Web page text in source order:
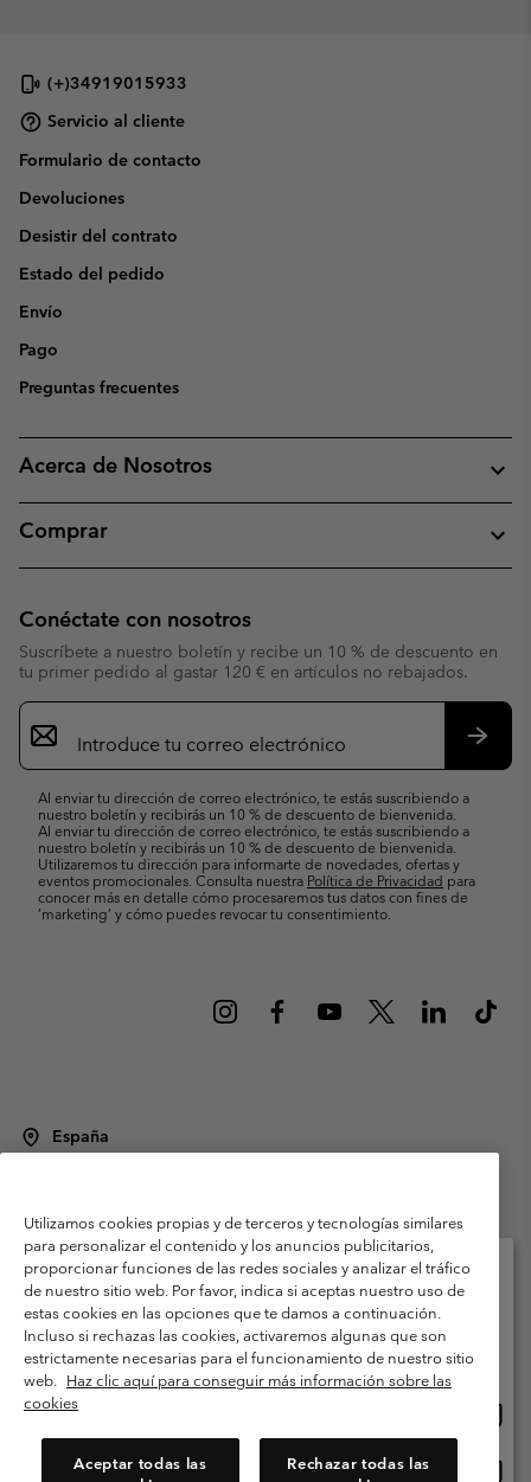
(+)34919015933
Servicio al cliente
Formulario de contacto
Devoluciones
Desistir del contrato
Estado del pedido
Envío
Pago
Preguntas frecuentes
Acerca de Nosotros
Comprar
Conéctate con nosotros
Suscríbete a nuestro boletín y recibe un 10 % de descuento en
tu primer pedido al gastar 120 € en artículos no rebajados.
Suscripción
de
correo
Al enviar tu dirección de correo electrónico, te estás suscribiendo a
nuestro boletín y recibirás un 10 % de descuento de bienvenida.
Al enviar tu dirección de correo electrónico, te estás suscribiendo a
nuestro boletín y recibirás un 10 % de descuento de bienvenida.
Utilizaremos tu dirección para informarte de novedades, ofertas y
eventos promocionales. Consulta nuestra Política de Privacidad para
conocer más en detalle cómo procesaremos tus datos con fines de
’marketing’ y cómo puedes revocar tu consentimiento.
España
Condiciones de uso
Terminos de Venta
Garantía
Política de Privacidad
Términos y condiciones del programa de miembros
Términos De Uso Del Contenido Generado Por Los Usuarios
Impressum
Cookies Public CBCR
Utilizamos cookies propias y de terceros y tecnologías similares
para personalizar el contenido y los anuncios publicitarios,
proporcionar funciones de las redes sociales y analizar el tráfico
de nuestro sitio web. Por favor, indica si aceptas nuestro uso de
estas cookies en las opciones que te damos a continuación.
Incluso si rechazas las cookies, activaremos algunas que son
estrictamente necesarias para el funcionamiento de nuestro sitio
web. Haz clic aquí para conseguir más información sobre las
cookies
Aceptar todas las
Rechazar todas las
Selecciona tu país e idioma envío
Compras en línea disponibles
línea
España